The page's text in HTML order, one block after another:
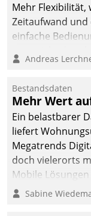
Mehr Flexibilität,
Zeitaufwand und
einfache
Cockpit für
Datatrain. Die
Wohnungsbau-
Immobilien
sich dabei für
der Lösung über
Cloud Platform
entschieden - als
Unternehmen
Andreas
Bestandsdaten
Mehr Wert
Ein belastbarer
liefert
Megatrends
doch vielerorts
Mobile
Sabine